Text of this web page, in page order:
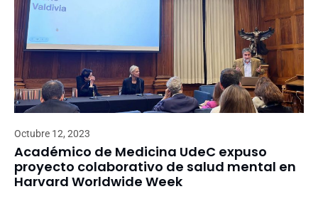
Octubre 12, 2023
Académico de Medicina UdeC expuso
proyecto colaborativo de salud mental en
Harvard Worldwide Week